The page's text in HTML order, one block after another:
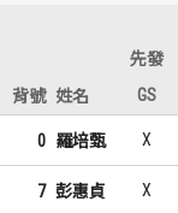
楊芷瑜
1 胡維庭
楊芷瑜
1 楊晏婷
先發
背號 姓名 GS
0 羅培甄 X
7 彭惠貞 X